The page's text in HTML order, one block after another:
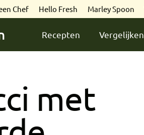
Chef Hello Fresh Marley Spoon
Recepten Vergelijken
met